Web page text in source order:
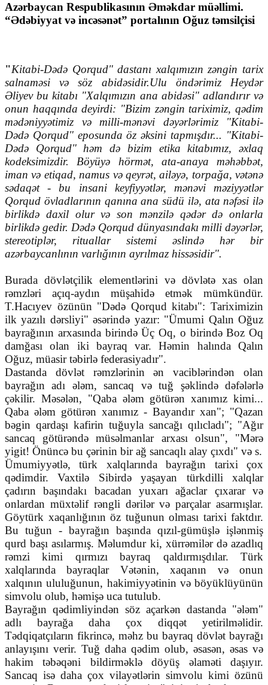
Azərbaycan Respublikasının Əməkdar müəllimi.
“Ədəbiyyat və incəsənət” portalının Oğuz təmsilçisi
"Kitabi-Dədə Qorqud" dastanı xalqımızın zəngin tarix
salnaməsi və söz abidəsidir.Ulu öndərimiz Heydər
Əliyev bu kitabı "Xalqımızın ana abidəsi" adlandırır və
onun haqqında deyirdi: "Bizim zəngin tariximiz, qədim
mədəniyyətimiz və milli-mənəvi dəyərlərimiz "Kitabi-
Dədə Qorqud" eposunda öz əksini tapmışdır... "Kitabi-
Dədə Qorqud" həm də bizim etika kitabımız, əxlaq
kodeksimizdir. Böyüyə hörmət, ata-anaya məhəbbət,
iman və etiqad, namus və qeyrət, ailəyə, torpağa, vətənə
sədaqət - bu insani keyfiyyətlər, mənəvi məziyyətlər
Qorqud övladlarının qanına ana südü ilə, ata nəfəsi ilə
birlikdə daxil olur və son mənzilə qədər də onlarla
birlikdə gedir. Dədə Qorqud dünyasındakı milli dəyərlər,
stereotiplər, rituallar sistemi əslində hər bir
azərbaycanlının varlığının ayrılmaz hissəsidir".
Burada dövlətçilik elementlərini və dövlətə xas olan
rəmzləri açıq-aydın müşahidə etmək mümkündür.
T.Hacıyev özünün "Dədə Qorqud kitabı": Tariximizin
ilk yazılı dərsliyi" əsərində yazır: "Ümumi Qalın Oğuz
bayrağının arxasında birində Üç Oq, o birində Boz Oq
damğası olan iki bayraq var. Həmin halında Qalın
Oğuz, müasir təbirlə federasiyadır".
Dastanda dövlət rəmzlərinin ən vaciblərindən olan
bayrağın adı ələm, sancaq və tuğ şəklində dəfələrlə
çəkilir. Məsələn, "Qaba ələm götürən xanımız kimi...
Qaba ələm götürən xanımız - Bayandır xan"; "Qazan
bəgin qardaşı kafirin tuğuyla sancağı qılıcladı"; "Ağır
sancaq götürəndə müsəlmanlar arxası olsun", "Mərə
yigit! Önüncə bu çərinin bir ağ sancaqlı alay çıxdı" və s.
Ümumiyyətlə, türk xalqlarında bayrağın tarixi çox
qədimdir. Vaxtilə Sibirdə yaşayan türkdilli xalqlar
çadırın başındakı bacadan yuxarı ağaclar çıxarar və
onlardan müxtəlif rəngli dərilər və parçalar asarmışlar.
Göytürk xaqanlığının öz tuğunun olması tarixi faktdır.
Bu tuğun - bayrağın başında qızıl-gümüşlə işlənmiş
qurd başı asılarmış. Məlumdur ki, xürrəmilər də azadlıq
rəmzi kimi qırmızı bayraq qaldırmışdılar. Türk
xalqlarında bayraqlar Vətənin, xaqanın və onun
xalqının ululuğunun, hakimiyyətinin və böyüklüyünün
simvolu olub, həmişə uca tutulub.
Bayrağın qədimliyindən söz açarkən dastanda "ələm"
adlı bayrağa daha çox diqqət yetirilməlidir.
Tədqiqatçıların fikrincə, məhz bu bayraq dövlət bayrağı
anlayışını verir. Tuğ daha qədim olub, əsasən, əsas və
hakim təbəqəni bildirməklə döyüş əlaməti daşıyır.
Sancaq isə daha çox vilayətlərin simvolu kimi özünü